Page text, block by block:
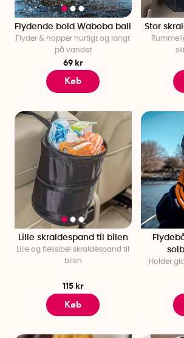
Flydende bold Waboba ball
Flyder & hopper hurtigt og langt
på vandet
69 kr
Køb
Stor
Lille skraldespand til bilen
Lille og fleksibel skraldespand til
bilen
115 kr
Køb
Holder